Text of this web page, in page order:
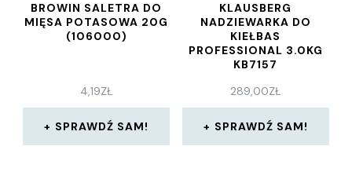
BROWIN SALETRA DO
MIĘSA POTASOWA 20G
(106000)
4,19ZŁ
SPRAWDŹ SAM!
KLAUSBERG
NADZIEWARKA DO
KIEŁBAS
PROFESSIONAL 3.0KG
KB7157
289,00ZŁ
SPRAWDŹ SAM!